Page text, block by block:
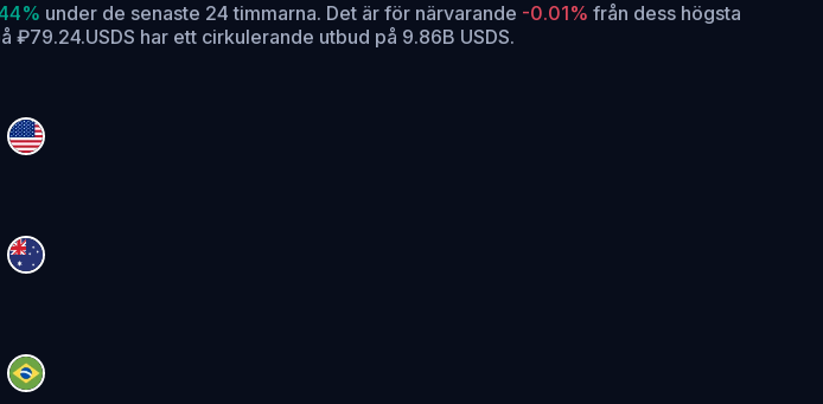
under de senaste 24 timmarna. Det är för närvarande -0.01% från dess högsta
₽79.24.USDS har ett cirkulerande utbud på 9.86B USDS.